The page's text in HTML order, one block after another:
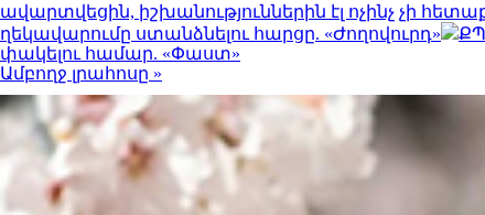
ավարտվեցին, իշխանություններին էլ ոչինչ չի
ղեկավարումը ստանձնելու հարցը. «Ժողովուրդ»
փակելու համար. «Փաստ»
Ամբողջ լրահոսը »